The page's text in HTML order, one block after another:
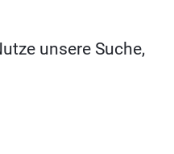
unsere Suche,